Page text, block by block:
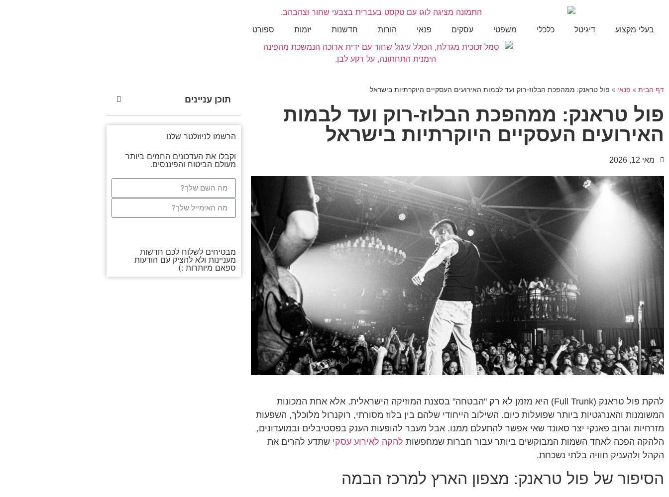
בעלי מקצוע דיגיטל כלכלי משפטי עסקים פנאי הורות חדשנות יזמות ספורט
דף הבית » פנאי » פול טראנק: ממהפכת הבלוז-רוק ועד לבמות האירועים העסקיים היוקרתיות בישראל
פול טראנק: ממהפכת הבלוז-רוק ועד לבמות
האירועים העסקיים היוקרתיות בישראל
מאי 12, 2026
להקת פול טראנק (Full Trunk) היא מזמן לא רק "הבטחה" בסצנת המוזיקה הישראלית, אלא אחת המכונות
המשומנות והאנרגטיות ביותר שפועלות כיום. השילוב הייחודי שלהם בין בלוז מסורתי, רוקנרול מלוכלך, השפעות
מזרחיות וגרוב פאנקי יצר סאונד שאי אפשר להתעלם ממנו. אבל מעבר להופעות הענק בפסטיבלים ובמועדונים,
הלהקה הפכה לאחד השמות המבוקשים ביותר עבור חברות שמחפשות להקה לאירוע עסקי שתדע להרים את
הקהל ולהעניק חוויה בלתי נשכחת.
הסיפור של פול טראנק: מצפון הארץ למרכז הבמה
תוכן עניינים
הרשמו לניוזלטר שלנו
וקבלו את העדכונים החמים ביותר
מעולם הביטוח והפיננסים.
מבטיחים לשלוח לכם חדשות
מעניינות ולא להציק עם הודעות
ספאם מיותרות :)